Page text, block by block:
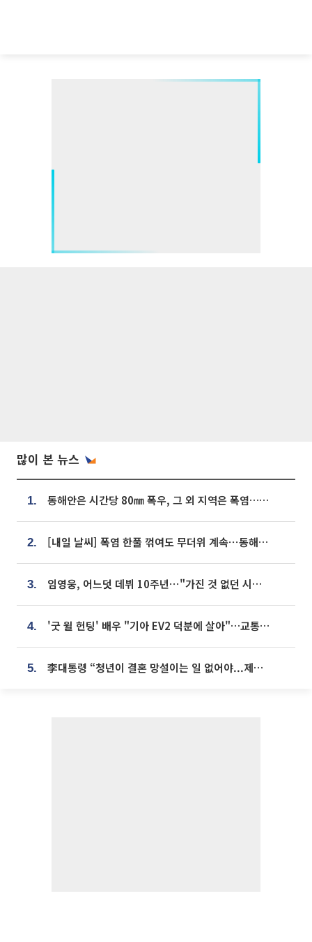
많이 본 뉴스
1. 동해안은 시간당 80㎜ 폭우, 그 외 지역은 폭염…‘극과 극 날씨’
2. [내일 날씨] 폭염 한풀 꺾여도 무더위 계속⋯동해안 이틀 연속 비
3. 임영웅, 어느덧 데뷔 10주년⋯"가진 것 없던 시절, 내 앞엔 20명의 팬뿐"
4. '굿 윌 헌팅' 배우 "기아 EV2 덕분에 살아"…교통사고 후 안전성 극찬
5. 李대통령 “청년이 결혼 망설이는 일 없어야...제도상 불이익 조사”